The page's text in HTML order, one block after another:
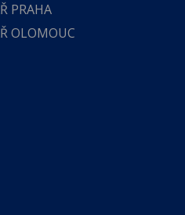
PRAHA
OLOMOUC